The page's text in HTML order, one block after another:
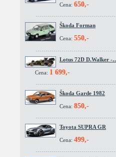
Cena: 650,-
Škoda Forman
Cena: 550,-
Lotus 72D D.Walker -
Cena: 1 699,-
Škoda Garde 1982
Cena: 850,-
Toyota SUPRA GR
Cena: 499,-